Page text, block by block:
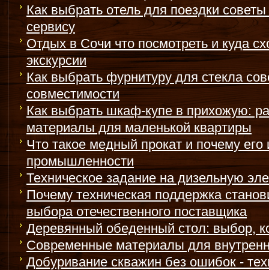
Как выбрать отель для поездки
сервису
Отдых в Сочи что посмотреть и куда
экскурсии
Как выбрать фурнитуру для стекла
совместимости
Как выбрать шкаф-купе в прихожую:
материалы для маленькой квартиры
Что такое медный прокат и почему его
промышленности
Техническое задание на дизельную
Почему техническая поддержка
выбора отечественного поставщика
Деревянный обеденный стол: выбор,
Современные материалы для
Добуривание скважин без ошибок -